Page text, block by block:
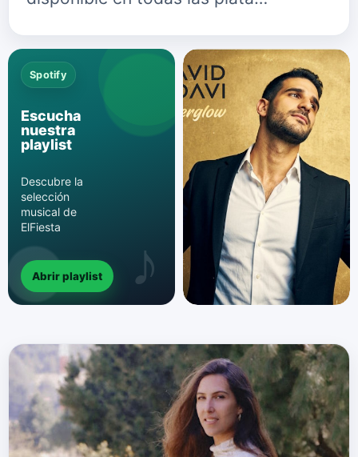
Spotify
Escucha
nuestra
playlist
Descubre la
selección
musical de
ElFiesta
Abrir playlist